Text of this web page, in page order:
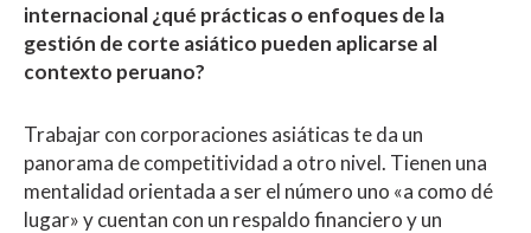
internacional ¿qué prácticas o enfoques de la
gestión de corte asiático pueden aplicarse al
contexto peruano?
Trabajar con corporaciones asiáticas te da un
panorama de competitividad a otro nivel. Tienen una
mentalidad orientada a ser el número uno «a como dé
lugar» y cuentan con un respaldo financiero y un